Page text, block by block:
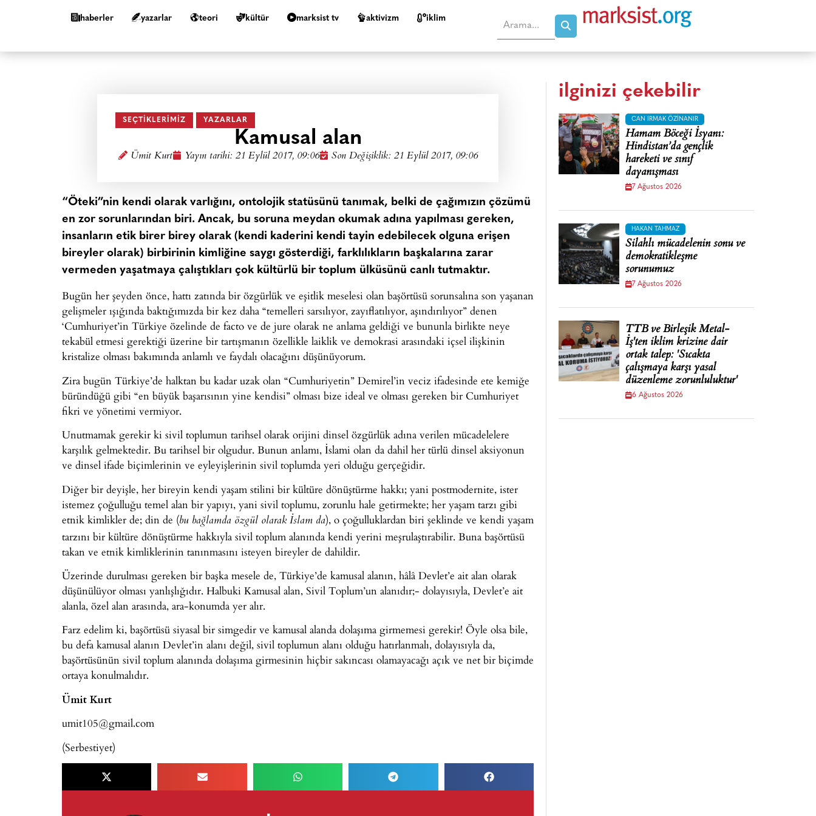
haberler yazarlar teori kültür marksist tv aktivizm i̇klim
SEÇTIKLERIMIZ YAZARLAR
Kamusal alan
Ümit Kurt Yayın tarihi: 21 Eylül 2017, 09:06 Son Değişiklik: 21 Eylül 2017, 09:06
“Öteki”nin kendi olarak varlığını, ontolojik statüsünü tanımak, belki de çağımızın çözümü
en zor sorunlarından biri. Ancak, bu soruna meydan okumak adına yapılması gereken,
insanların etik birer birey olarak (kendi kaderini kendi tayin edebilecek olguna erişen
bireyler olarak) birbirinin kimliğine saygı gösterdiği, farklılıkların başkalarına zarar
vermeden yaşatmaya çalıştıkları çok kültürlü bir toplum ülküsünü canlı tutmaktır.
Bugün her şeyden önce, hattı zatında bir özgürlük ve eşitlik meselesi olan başörtüsü sorunsalına son yaşanan
gelişmeler ışığında baktığımızda bir kez daha “temelleri sarsılıyor, zayıflatılıyor, aşındırılıyor” denen
‘Cumhuriyet’in Türkiye özelinde de facto ve de jure olarak ne anlama geldiği ve bununla birlikte neye
tekabül etmesi gerektiği üzerine bir tartışmanın özellikle laiklik ve demokrasi arasındaki içsel ilişkinin
kristalize olması bakımında anlamlı ve faydalı olacağını düşünüyorum.
Zira bugün Türkiye’de halktan bu kadar uzak olan “Cumhuriyetin” Demirel’in veciz ifadesinde ete kemiğe
büründüğü gibi “en büyük başarısının yine kendisi” olması bize ideal ve olması gereken bir Cumhuriyet
fikri ve yönetimi vermiyor.
Unutmamak gerekir ki sivil toplumun tarihsel olarak orijini dinsel özgürlük adına verilen mücadelelere
karşılık gelmektedir. Bu tarihsel bir olgudur. Bunun anlamı, İslami olan da dahil her türlü dinsel aksiyonun
ve dinsel ifade biçimlerinin ve eyleyişlerinin sivil toplumda yeri olduğu gerçeğidir.
Diğer bir deyişle, her bireyin kendi yaşam stilini bir kültüre dönüştürme hakkı; yani postmodernite, ister
istemez çoğulluğu temel alan bir yapıyı, yani sivil toplumu, zorunlu hale getirmekte; her yaşam tarzı gibi
etnik kimlikler de; din de (bu bağlamda özgül olarak İslam da), o çoğulluklardan biri şeklinde ve kendi yaşam
tarzını bir kültüre dönüştürme hakkıyla sivil toplum alanında kendi yerini meşrulaştırabilir. Buna başörtüsü
takan ve etnik kimliklerinin tanınmasını isteyen bireyler de dahildir.
Üzerinde durulması gereken bir başka mesele de, Türkiye’de kamusal alanın, hâlâ Devlet’e ait alan olarak
düşünülüyor olması yanlışlığıdır. Halbuki Kamusal alan, Sivil Toplum’un alanıdır;- dolayısıyla, Devlet’e ait
alanla, özel alan arasında, ara-konumda yer alır.
Farz edelim ki, başörtüsü siyasal bir simgedir ve kamusal alanda dolaşıma girmemesi gerekir! Öyle olsa bile,
bu defa kamusal alanın Devlet’in alanı değil, sivil toplumun alanı olduğu hatırlanmalı, dolayısıyla da,
başörtüsünün sivil toplum alanında dolaşıma girmesinin hiçbir sakıncası olamayacağı açık ve net bir biçimde
ortaya konulmalıdır.
Ümit Kurt
umit105@gmail.com
(Serbestiyet)
ilginizi çekebilir
CAN IRMAK ÖZINANIR
Hamam Böceği İsyanı:
Hindistan’da gençlik
hareketi ve sınıf
dayanışması
7 Ağustos 2026
HAKAN TAHMAZ
Silahlı mücadelenin sonu ve
demokratikleşme
sorunumuz
7 Ağustos 2026
TTB ve Birleşik Metal-
İş'ten iklim krizine dair
ortak talep: 'Sıcakta
çalışmaya karşı yasal
düzenleme zorunluluktur'
6 Ağustos 2026